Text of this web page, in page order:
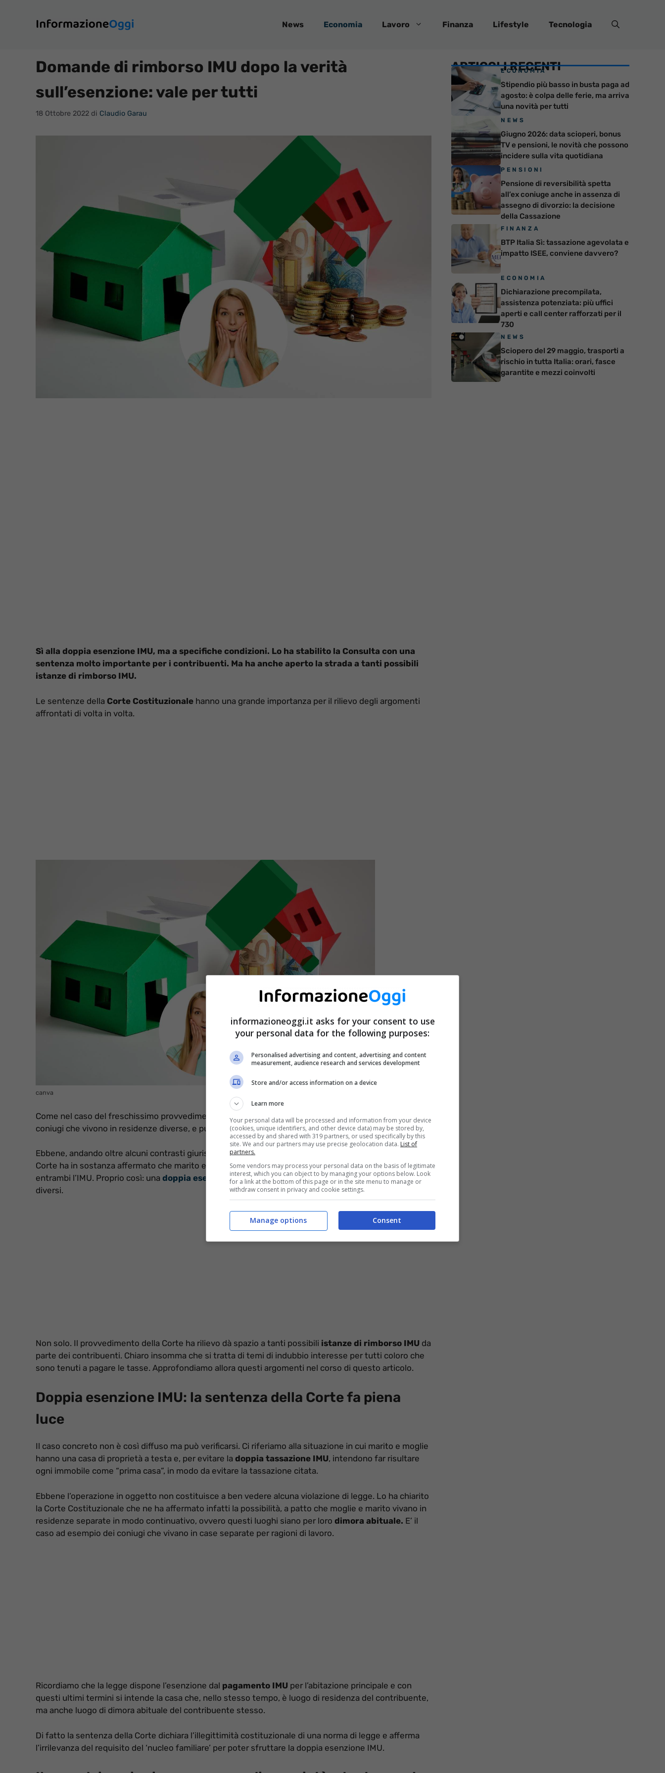
contenuto
News Economia Lavoro Finanza Lifestyle Tecnologia
Domande di rimborso IMU dopo la verità
sull’esenzione: vale per tutti
18 Ottobre 2022 di Claudio Garau
Sì alla doppia esenzione IMU, ma a specifiche condizioni. Lo ha stabilito la Consulta con una
sentenza molto importante per i contribuenti. Ma ha anche aperto la strada a tanti possibili
istanze di rimborso IMU.
Le sentenze della Corte Costituzionale hanno una grande importanza per il rilievo degli argomenti
affrontati di volta in volta.
canva
Come nel caso del freschissimo provvedimento che fa il punto sul caso dell ‘esenzione IMU
coniugi che vivono in residenze diverse, e pur nello stesso Comune.
Ebbene, andando oltre alcuni contrasti giurisprudenziali che, a questo punto possono dirsi risolti, la
Corte ha in sostanza affermato che marito e moglie possono avere due prime case e non versare
entrambi l’IMU. Proprio così: una doppia esenzione IMU, a condizione di dimorare però in luoghi
diversi.
Non solo. Il provvedimento della Corte ha rilievo dà spazio a tanti possibili istanze di rimborso IMU da
parte dei contribuenti. Chiaro insomma che si tratta di temi di indubbio interesse per tutti coloro che
sono tenuti a pagare le tasse. Approfondiamo allora questi argomenti nel corso di questo articolo.
Doppia esenzione IMU: la sentenza della Corte fa piena
luce
Il caso concreto non è così diffuso ma può verificarsi. Ci riferiamo alla situazione in cui marito e moglie
hanno una casa di proprietà a testa e, per evitare la doppia tassazione IMU, intendono far risultare
ogni immobile come “prima casa”, in modo da evitare la tassazione citata.
Ebbene l’operazione in oggetto non costituisce a ben vedere alcuna violazione di legge. Lo ha chiarito
la Corte Costituzionale che ne ha affermato infatti la possibilità, a patto che moglie e marito vivano in
residenze separate in modo continuativo, ovvero questi luoghi siano per loro dimora abituale. E’ il
caso ad esempio dei coniugi che vivano in case separate per ragioni di lavoro.
Ricordiamo che la legge dispone l’esenzione dal pagamento IMU per l’abitazione principale e con
questi ultimi termini si intende la casa che, nello stesso tempo, è luogo di residenza del contribuente,
ma anche luogo di dimora abituale del contribuente stesso.
Di fatto la sentenza della Corte dichiara l’illegittimità costituzionale di una norma di legge e afferma
l’irrilevanza del requisito del ‘nucleo familiare’ per poter sfruttare la doppia esenzione IMU.
ARTICOLI RECENTI
ECONOMIA
Stipendio più basso in busta paga ad
agosto: è colpa delle ferie, ma arriva
una novità per tutti
NEWS
Giugno 2026: data scioperi, bonus
TV e pensioni, le novità che possono
incidere sulla vita quotidiana
PENSIONI
Pensione di reversibilità spetta
all’ex coniuge anche in assenza di
assegno di divorzio: la decisione
della Cassazione
FINANZA
BTP Italia Sì: tassazione agevolata e
impatto ISEE, conviene davvero?
ECONOMIA
Dichiarazione precompilata,
assistenza potenziata: più uffici
aperti e call center rafforzati per il
730
NEWS
Sciopero del 29 maggio, trasporti a
rischio in tutta Italia: orari, fasce
garantite e mezzi coinvolti
informazioneoggi.it asks for your consent to use
your personal data for the following purposes:
Personalised advertising and content, advertising and content
measurement, audience research and services development
Store and/or access information on a device
Learn more
Your personal data will be processed and information from your device
(cookies, unique identifiers, and other device data) may be stored by,
accessed by and shared with 319 partners, or used specifically by this
site. We and our partners may use precise geolocation data. List of
partners.
Some vendors may process your personal data on the basis of legitimate
interest, which you can object to by managing your options below. Look
for a link at the bottom of this page or in the site menu to manage or
withdraw consent in privacy and cookie settings.
Consent
Manage options